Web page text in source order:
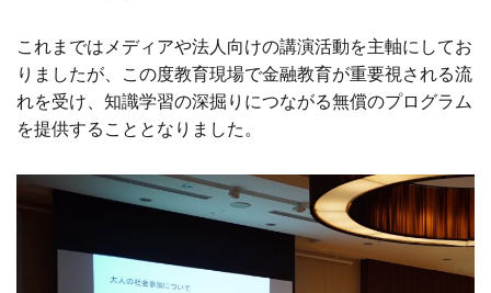
これまではメディアや法人向けの講演活動を主軸にしてお
りましたが、この度教育現場で金融教育が重要視される流
れを受け、知識学習の深掘りにつながる無償のプログラム
を提供することとなりました。